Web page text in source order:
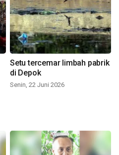
Setu tercemar limbah pabrik
di Depok
Senin, 22 Juni 2026